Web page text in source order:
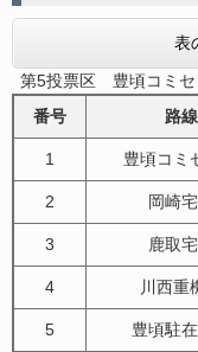
表
第5投票区 豊頃コミセ
番号
路線
1 豊頃コミ
2 岡崎
3 鹿取
4 川西重
5 豊頃駐